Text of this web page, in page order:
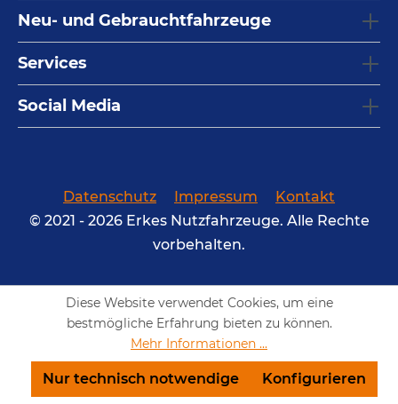
Neu- und Gebrauchtfahrzeuge
Services
Social Media
Datenschutz Impressum
Kontakt
© 2021 - 2026 Erkes Nutzfahrzeuge. Alle Rechte
vorbehalten.
Diese Website verwendet Cookies, um eine
bestmögliche Erfahrung bieten zu können.
Mehr Informationen ...
Nur technisch notwendige Konfigurieren